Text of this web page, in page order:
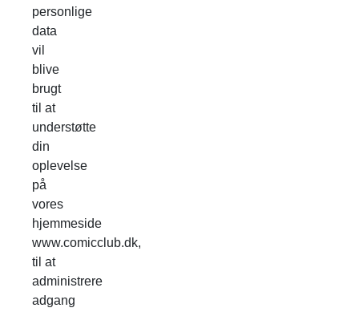
personlige
data
vil
blive
brugt
til at
understøtte
din
oplevelse
på
vores
hjemmeside
www.comicclub.dk,
til at
administrere
adgang